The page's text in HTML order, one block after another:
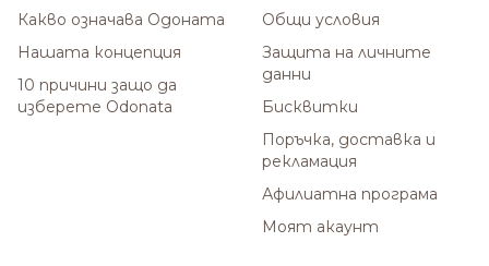
Какво означава Одоната
Нашата концепция
10 причини защо да
изберете Odonata
Общи условия
Защита на личните
данни
Бисквитки
Поръчка, доставка и
рекламация
Афилиатна програма
Моят акаунт